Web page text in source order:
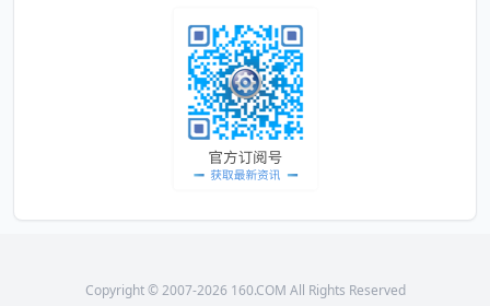
Copyright © 2007-2026 160.COM All Rights Reserved